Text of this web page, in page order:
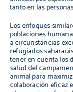
tanto en las
Los enfoques
poblaciones
a circunstancias
refugiados
tener en cuenta los
salud del
animal para
colaboración eficaz